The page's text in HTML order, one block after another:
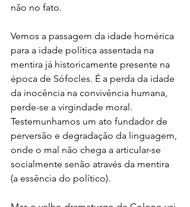
não no fato.
Vemos a passagem da idade homérica
para a idade política assentada na
mentira já historicamente presente na
época de Sófocles. É a perda da idade
da inocência na convivência humana,
perde-se a virgindade moral.
Testemunhamos um ato fundador de
perversão e degradação da linguagem,
onde o mal não chega a articular-se
socialmente senão através da mentira
(a essência do político).